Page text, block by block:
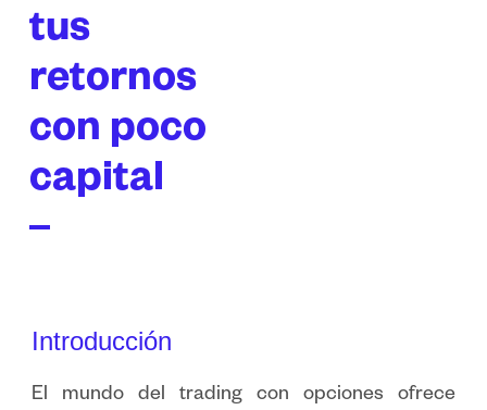
tus
retornos
con poco
capital
Introducción
El mundo del trading con opciones ofrece